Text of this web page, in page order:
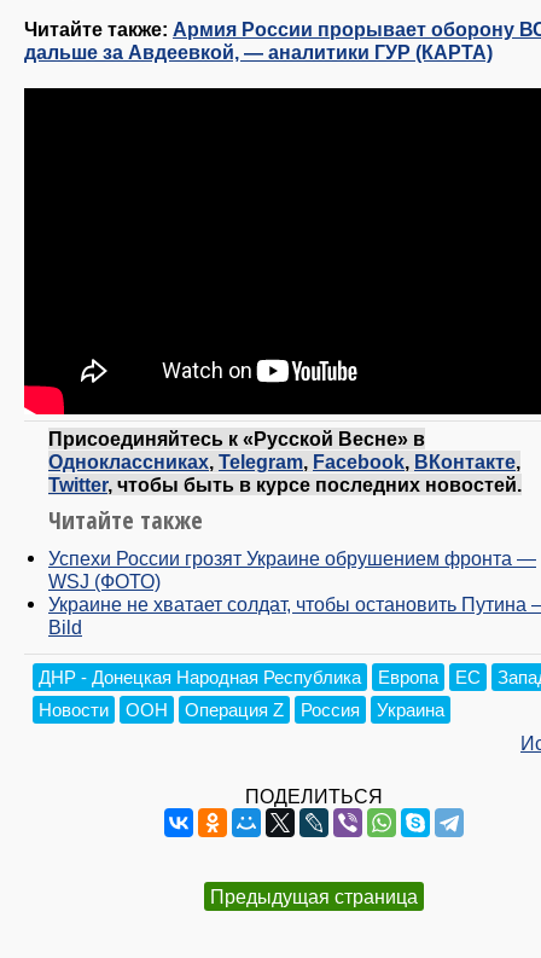
Читайте также: Армия России прорывает оборону
дальше за Авдеевкой, — аналитики ГУР (КАРТА)
Присоединяйтесь к «Русской Весне» в
Одноклассниках, Telegram, Facebook, ВКонтакте,
Twitter, чтобы быть в курсе последних новостей.
Читайте также
Успехи России грозят Украине обрушением фронта —
WSJ (ФОТО)
Украине не хватает солдат, чтобы остановить Путина
Bild
ДНР - Донецкая Народная Республика Европа ЕС
Новости
ООН Операция Z Россия Украина
ПОДЕЛИТЬСЯ
Предыдущая страница